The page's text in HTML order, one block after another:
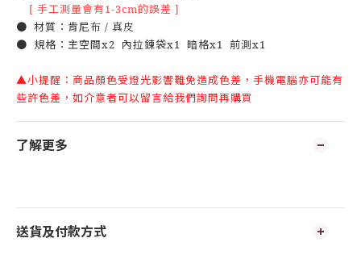
[ 手工測量會有1-3cm的誤差 ]
● 材質： 肯尼布 / 真皮
● 規格：主空間x2 內拉鍊袋x1 暗格x1 前測x1
▲小提醒：商品顏色受燈光影響難免造成色差，手機電腦亦可能有
些許色差，如介意者可以留言給我們詢問再購買
了解更多
送貨及付款方式